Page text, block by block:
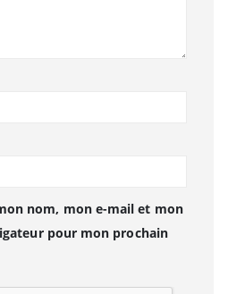
nom, mon e-mail et mon
pour mon prochain